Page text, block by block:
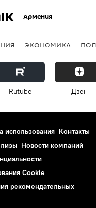
Армения
ЭКОНОМИКА
Rutube Дзен
использования Контакты
Новости компаний
Cookie
рекомендательных